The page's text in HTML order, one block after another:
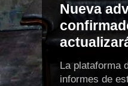
Nueva
La plataforma
informes de